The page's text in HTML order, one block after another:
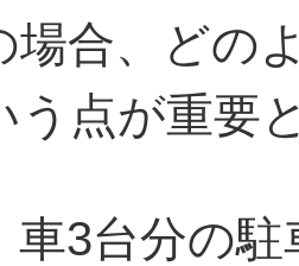
場合、どの
う点が重要
車3台分の